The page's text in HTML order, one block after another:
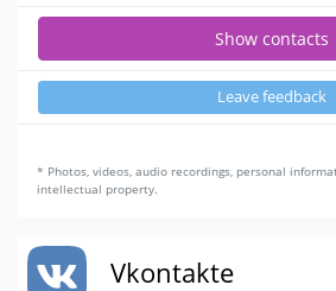
Show contacts
Leave feedback
* Photos, videos, audio recordings, personal
intellectual property.
Vkontakte